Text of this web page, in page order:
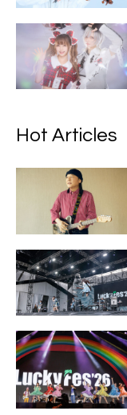
Hot Articles